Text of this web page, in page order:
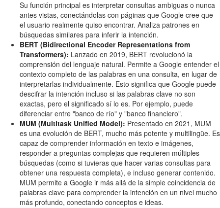
Su función principal es interpretar consultas ambiguas o nunca
antes vistas, conectándolas con páginas que Google cree que
el usuario realmente quiso encontrar. Analiza patrones en
búsquedas similares para inferir la intención.
BERT (Bidirectional Encoder Representations from
Transformers): Lanzado en 2019, BERT revolucionó la
comprensión del lenguaje natural. Permite a Google entender el
contexto completo de las palabras en una consulta, en lugar de
interpretarlas individualmente. Esto significa que Google puede
descifrar la intención incluso si las palabras clave no son
exactas, pero el significado sí lo es. Por ejemplo, puede
diferenciar entre "banco de río" y "banco financiero".
MUM (Multitask Unified Model): Presentado en 2021, MUM
es una evolución de BERT, mucho más potente y multilingüe. Es
capaz de comprender información en texto e imágenes,
responder a preguntas complejas que requieren múltiples
búsquedas (como si tuvieras que hacer varias consultas para
obtener una respuesta completa), e incluso generar contenido.
MUM permite a Google ir más allá de la simple coincidencia de
palabras clave para comprender la intención en un nivel mucho
más profundo, conectando conceptos e ideas.